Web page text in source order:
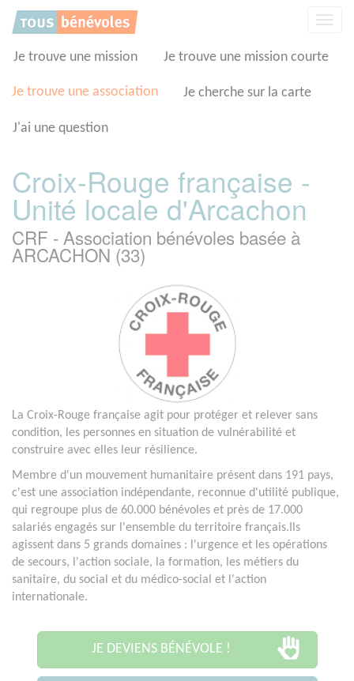
Je trouve une mission Je trouve une mission courte
Je trouve une association Je cherche sur la carte
J'ai une question
Croix-Rouge française -
Unité locale d'Arcachon
CRF - Association bénévoles basée à
ARCACHON (33)
La Croix-Rouge française agit pour protéger et relever sans
condition, les personnes en situation de vulnérabilité et
construire avec elles leur résilience.
Membre d'un mouvement humanitaire présent dans 191 pays,
c'est une association indépendante, reconnue d'utilité publique,
qui regroupe plus de 60.000 bénévoles et près de 17.000
salariés engagés sur l'ensemble du territoire français.Ils
agissent dans 5 grands domaines : l'urgence et les opérations
de secours, l'action sociale, la formation, les métiers du
sanitaire, du social et du médico-social et l'action
internationale.
JE DEVIENS BÉNÉVOLE !
Panneau de gestion des cookies